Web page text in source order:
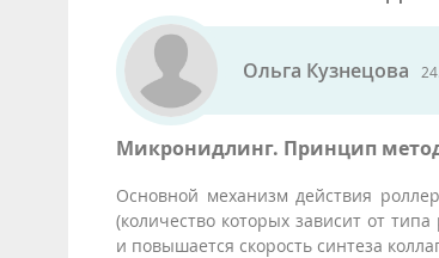
Ольга Кузнецова
Микронидлинг. Принцип
Основной механизм действия
(количество которых зависит от
и повышается скорость синтеза